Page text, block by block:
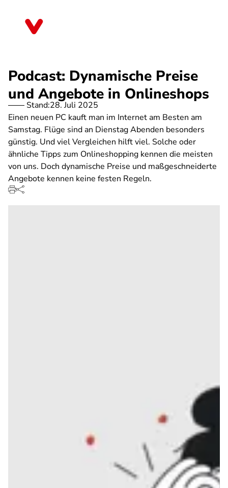
Podcast: Dynamische Preise
und Angebote in Onlineshops
Stand:28. Juli 2025
Einen neuen PC kauft man im Internet am Besten am
Samstag. Flüge sind an Dienstag Abenden besonders
günstig. Und viel Vergleichen hilft viel. Solche oder
ähnliche Tipps zum Onlineshopping kennen die meisten
von uns. Doch dynamische Preise und maßgeschneiderte
Angebote kennen keine festen Regeln.